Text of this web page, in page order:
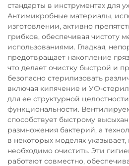
стандарты в инструментах для
Антимикробные материалы,
изготовлении, активно
грибков, обеспечивая чистоту
использованиями. Гладкая,
предотвращает накопление
что делает очистку быстрой и
безопасно стерилизовать
включая кипячение и УФ-
для ее структурной
функциональности.
способствует быстрому
размножения бактерий, а
в некоторых моделях указывает,
необходимо очистить. Эти
работают совместно,